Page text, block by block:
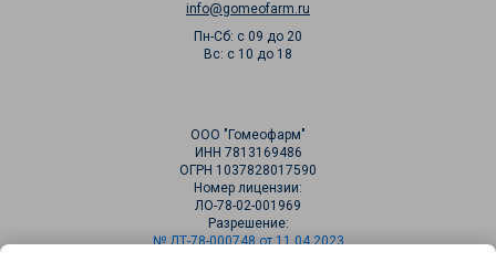
ООО "Гомеофарм"
ИНН 7813169486
ОГРН 1037828017590
Номер лицензии:
ЛО-78-02-001969
Разрешение:
№ ДТ-78-000748 от 11.04.2023
info@gomeofarm.ru
Пн-Сб: с 09 до 20
Вс: с 10 до 18